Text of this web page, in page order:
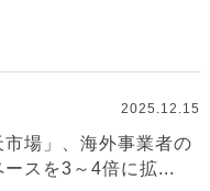
2025.12.15
市場」、海外事業者の
ースを3～4倍に拡...